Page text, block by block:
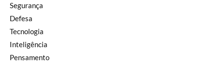
Segurança
Defesa
Tecnologia
Inteligência
Pensamento